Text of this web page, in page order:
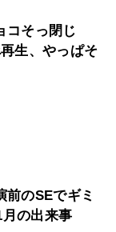
コそっ閉じ
生、やっぱそ
前のSEでギミ
の出来事